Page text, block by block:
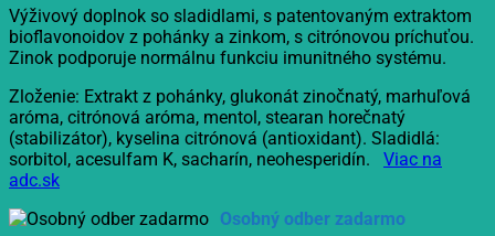
Výživový doplnok so sladidlami, s patentovaným extraktom
bioflavonoidov z pohánky a zinkom, s citrónovou príchuťou.
Zinok podporuje normálnu funkciu imunitného systému.
Zloženie: Extrakt z pohánky, glukonát zinočnatý, marhuľová
aróma, citrónová aróma, mentol, stearan horečnatý
(stabilizátor), kyselina citrónová (antioxidant). Sladidlá:
sorbitol, acesulfam K, sacharín, neohesperidín. Viac na
adc.sk
Osobný odber zadarmo